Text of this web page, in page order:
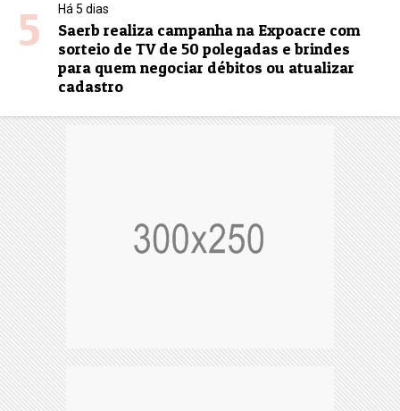
5 Há 5 dias
Saerb realiza campanha na Expoacre com
sorteio de TV de 50 polegadas e brindes
para quem negociar débitos ou atualizar
cadastro